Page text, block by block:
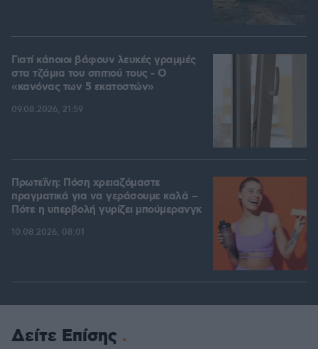
Γιατί κάποιοι βάφουν λευκές γραμμές
στα τζάμια του σπιτιού τους - Ο
«κανόνας των 5 εκατοστών»
09.08.2026, 21:59
Πρωτεΐνη: Πόση χρειαζόμαστε
πραγματικά για να γεράσουμε καλά –
Πότε η υπερβολή γυρίζει μπούμερανγκ
10.08.2026, 08:01
Δείτε Επίσης